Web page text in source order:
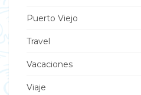
Puerto Viejo
Travel
Vacaciones
Viaje